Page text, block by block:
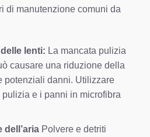
di manutenzione comuni da
lenti: La mancata pulizia
causare una riduzione della
potenziali danni. Utilizzare
e i panni in microfibra
dell’ariaPolvere e detriti